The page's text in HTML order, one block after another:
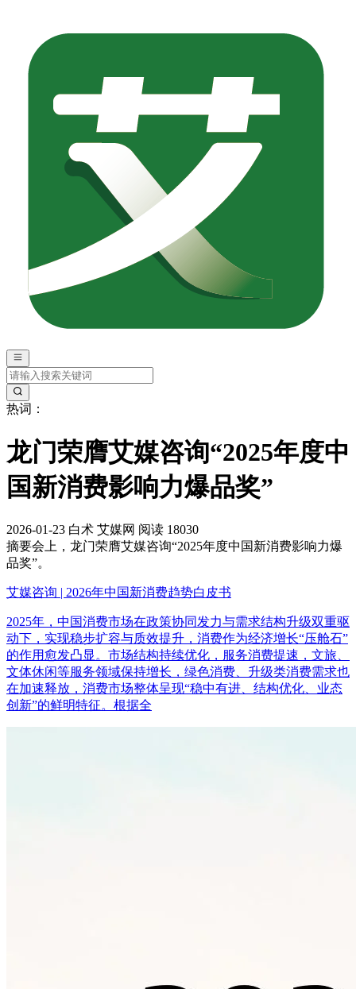
热词：
龙门荣膺艾媒咨询“2025年度中
国新消费影响力爆品奖”
2026-01-23 白术 艾媒网 阅读 18030
摘要会上，龙门荣膺艾媒咨询“2025年度中国新消费影响力爆
品奖”。
艾媒咨询 | 2026年中国新消费趋势白皮书
2025年，中国消费市场在政策协同发力与需求结构升级双重驱
动下，实现稳步扩容与质效提升，消费作为经济增长“压舱石”
的作用愈发凸显。市场结构持续优化，服务消费提速，文旅、
文体休闲等服务领域保持增长，绿色消费、升级类消费需求也
在加速释放，消费市场整体呈现“稳中有进、结构优化、业态
创新”的鲜明特征。根据全